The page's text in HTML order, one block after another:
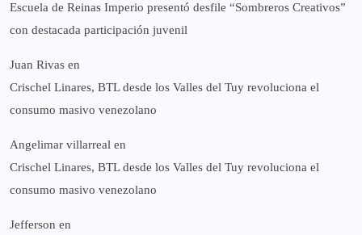
Escuela de Reinas Imperio presentó desfile “Sombreros Creativos”
con destacada participación juvenil
Juan Rivas en
Crischel Linares, BTL desde los Valles del Tuy revoluciona el
consumo masivo venezolano
Angelimar villarreal en
Crischel Linares, BTL desde los Valles del Tuy revoluciona el
consumo masivo venezolano
Jefferson en